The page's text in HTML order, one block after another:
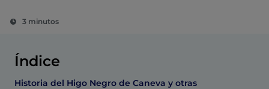
3 minutos
Índice
Historia del Higo Negro de Caneva y otras